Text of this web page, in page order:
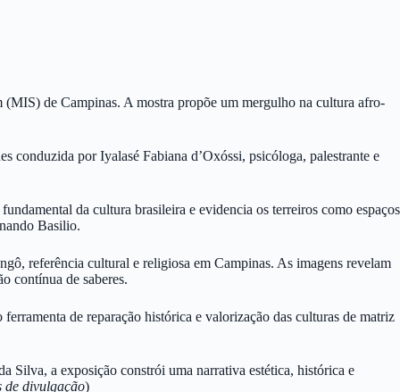
de Campinas. A mostra propõe um mergulho na cultura afro-
conduzida por Iyalasé Fabiana d’Oxóssi, psicóloga, palestrante e
da cultura brasileira e evidencia os terreiros como espaços
Basilio.
referência cultural e religiosa em Campinas. As imagens revelam
contínua de saberes.
de reparação histórica e valorização das culturas de matriz
Silva, a exposição constrói uma narrativa estética, histórica e
de divulgação)